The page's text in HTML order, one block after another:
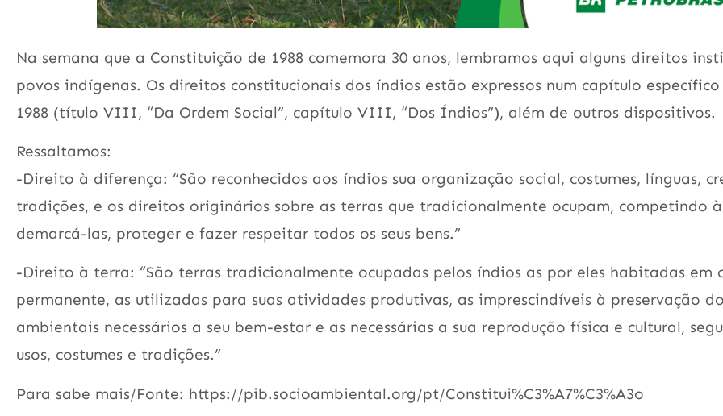
Na semana que a Constituição de 1988 comemora 30 anos, lembramos aqui alguns direitos
povos indígenas. Os direitos constitucionais dos índios estão expressos num capítulo
1988 (título VIII, “Da Ordem Social”, capítulo VIII, “Dos Índios”), além de outros dispositivos.
Ressaltamos:
-Direito à diferença: “São reconhecidos aos índios sua organização social, costumes, línguas,
tradições, e os direitos originários sobre as terras que tradicionalmente ocupam, competindo
demarcá-las, proteger e fazer respeitar todos os seus bens.”
-Direito à terra: “São terras tradicionalmente ocupadas pelos índios as por eles habitadas em
permanente, as utilizadas para suas atividades produtivas, as imprescindíveis à preservação
ambientais necessários a seu bem-estar e as necessárias a sua reprodução física e cultural,
usos, costumes e tradições.”
Para sabe mais/Fonte: https://pib.socioambiental.org/pt/Constitui%C3%A7%C3%A3o